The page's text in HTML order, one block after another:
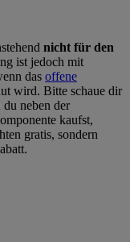
nicht für den
ist jedoch mit
das offene
wird. Bitte schaue dir
du neben der
kaufst,
gratis, sondern